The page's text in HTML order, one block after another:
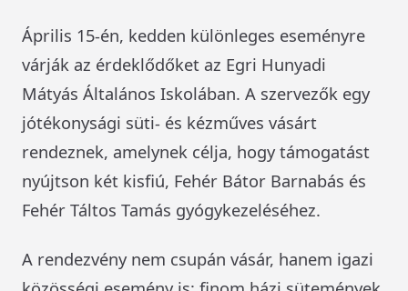
Április 15-én, kedden különleges eseményre
várják az érdeklődőket az Egri Hunyadi
Mátyás Általános Iskolában. A szervezők egy
jótékonysági süti- és kézműves vásárt
rendeznek, amelynek célja, hogy támogatást
nyújtson két kisfiú, Fehér Bátor Barnabás és
Fehér Táltos Tamás gyógykezeléséhez.
A rendezvény nem csupán vásár, hanem igazi